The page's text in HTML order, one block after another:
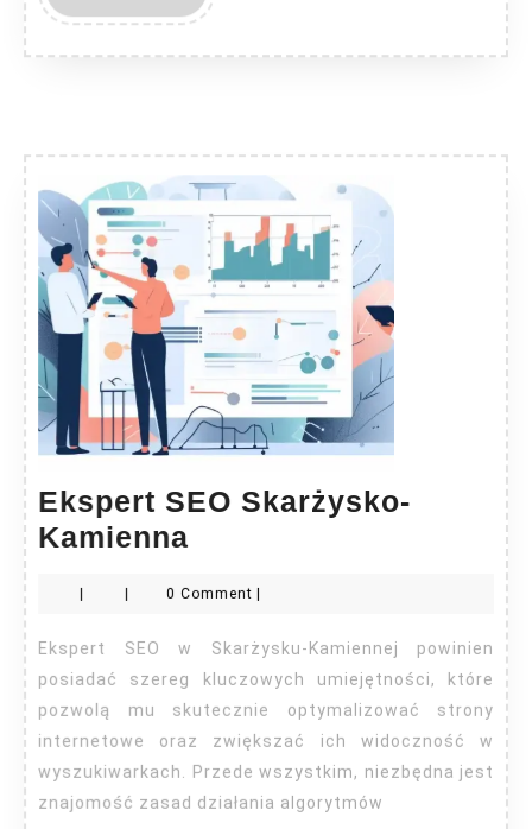
MORE
Ekspert SEO Skarżysko-
Kamienna
Skarżysko-
Kamienna
| | 0 Comment |
Ekspert SEO w Skarżysku-Kamiennej powinien
posiadać szereg kluczowych umiejętności, które
pozwolą mu skutecznie optymalizować strony
internetowe oraz zwiększać ich widoczność w
wyszukiwarkach. Przede wszystkim, niezbędna jest
znajomość zasad działania algorytmów